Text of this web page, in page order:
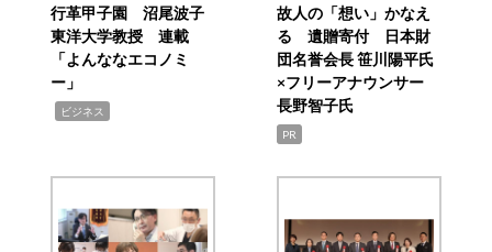
行革甲子園 沼尾波子
東洋大学教授 連載
「よんななエコノミ
ー」
ビジネス
故人の「想い」かなえ
る 遺贈寄付 日本財
団名誉会長 笹川陽平氏
×フリーアナウンサー
長野智子氏
PR